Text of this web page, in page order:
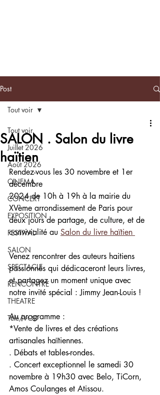
Post
Tout voir
Juillet 2026
Août 2026
CINEMA
CONCERT
EXPOSITION
FESTIVAL
SALON
SPECTACLE
RENCONTRE
THEATRE
Télé/VOD
Tout voir
SALON . Salon du livre
haïtien
Rendez-vous les 30 novembre et 1er
décembre
2024 de 10h à 19h à la mairie du
XVème arrondissement de Paris pour
deux jours de partage, de culture, et de
convivialité au Salon du livre haïtien
Venez rencontrer des auteurs haitiens
passionnés qui dédicaceront leurs livres,
et partagez un moment unique avec
notre invité spécial : Jimmy Jean-Louis !
Au programme :
*Vente de livres et des créations
artisanales haïtiennes.
. Débats et tables-rondes.
. Concert exceptionnel le samedi 30
novembre à 19h30 avec Belo, TiCorn,
Amos Coulanges et Atissou.